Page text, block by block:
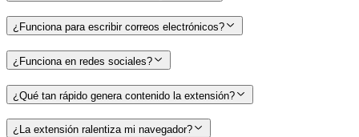
¿Funciona para escribir correos electrónicos?
¿Funciona en redes sociales?
¿Qué tan rápido genera contenido la extensión?
¿La extensión ralentiza mi navegador?